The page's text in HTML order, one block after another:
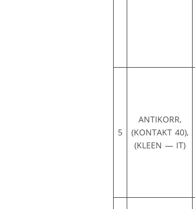
5
ANTIKORR,
(KONTAKT 40),
(KLEEN — IT)